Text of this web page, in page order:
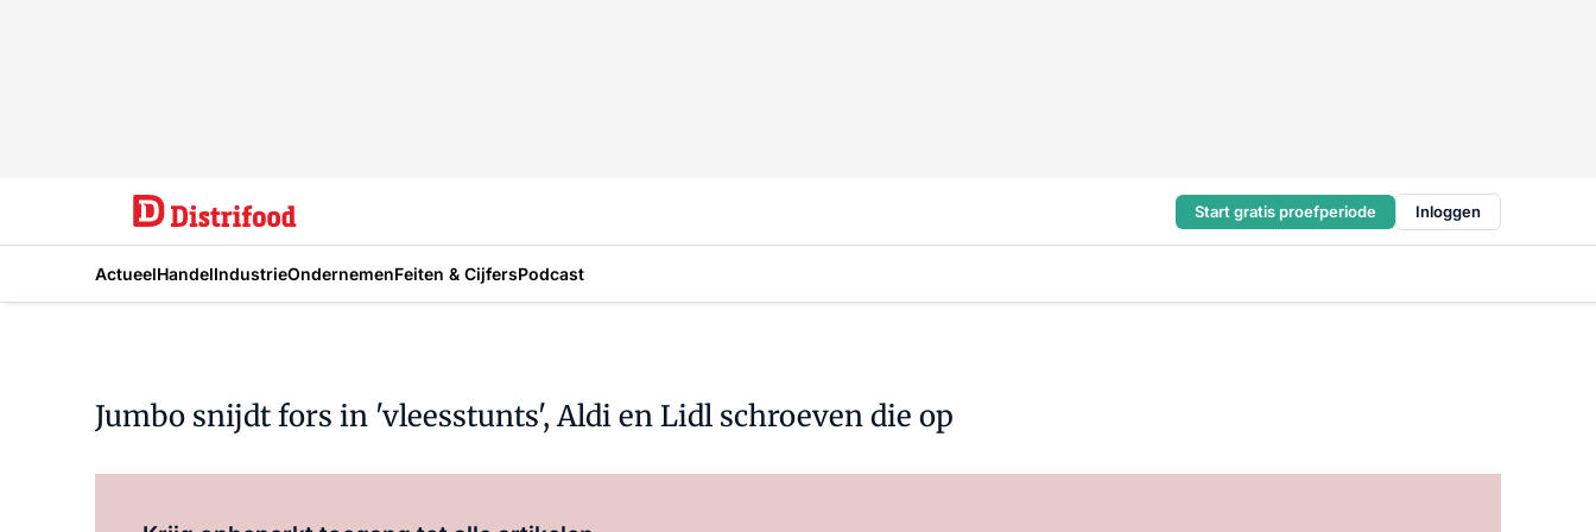
Start gratis proefperiode Inloggen
ActueelHandelIndustrieOndernemenFeiten & CijfersPodcast
Jumbo snijdt fors in 'vleesstunts', Aldi en Lidl schroeven die op